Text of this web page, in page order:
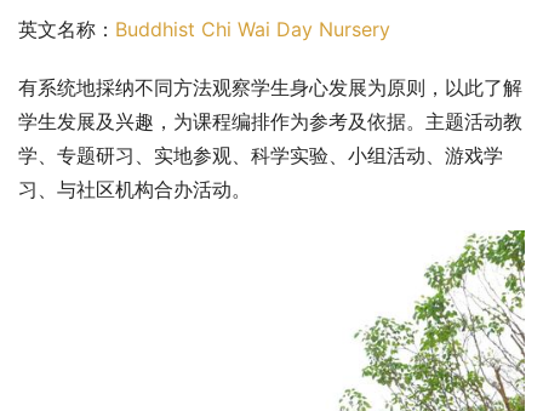
英文名称： Buddhist Chi Wai Day Nursery
有系统地採纳不同方法观察学生身心发展为原则，以此了解
学生发展及兴趣，为课程编排作为参考及依据。主题活动教
学、专题研习、实地参观、科学实验、小组活动、游戏学
习、与社区机构合办活动。